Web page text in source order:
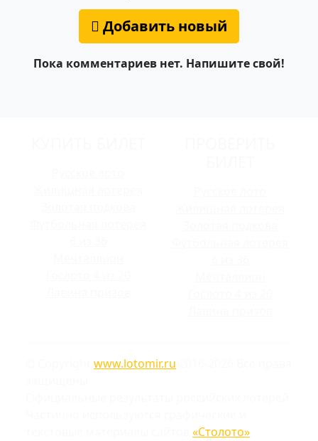
Добавить новый
Пока комментариев нет. Напишите свой!
www.lotomir.ru
«Столото»